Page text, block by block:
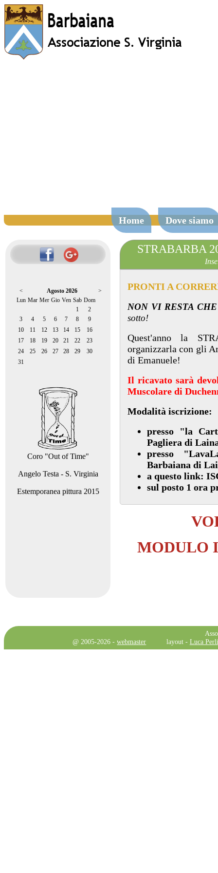
Home Dove siamo
< Agosto 2026
>
Lun Mar Mer Gio Ven Sab Dom
1
2
3
4 5 6 7 8
9
10
11 12 13 14 15
16
17
18 19 20 21 22
23
24
25 26 27 28 29
30
31
Coro "Out of Time"
Angelo Testa - S. Virginia
Estemporanea pittura 2015
STRABARBA
PRONTI A
NON VI RESTA
sotto!
Quest'anno la
organizzarla con gli
di Emanuele!
Il ricavato sarà
Muscolare di
Modalità iscrizione:
presso "la
Pagliera di
presso
Barbaiana di
a questo link:
sul posto 1 ora
MODULO
@ 2005-2026 -webmaster layout - Luca